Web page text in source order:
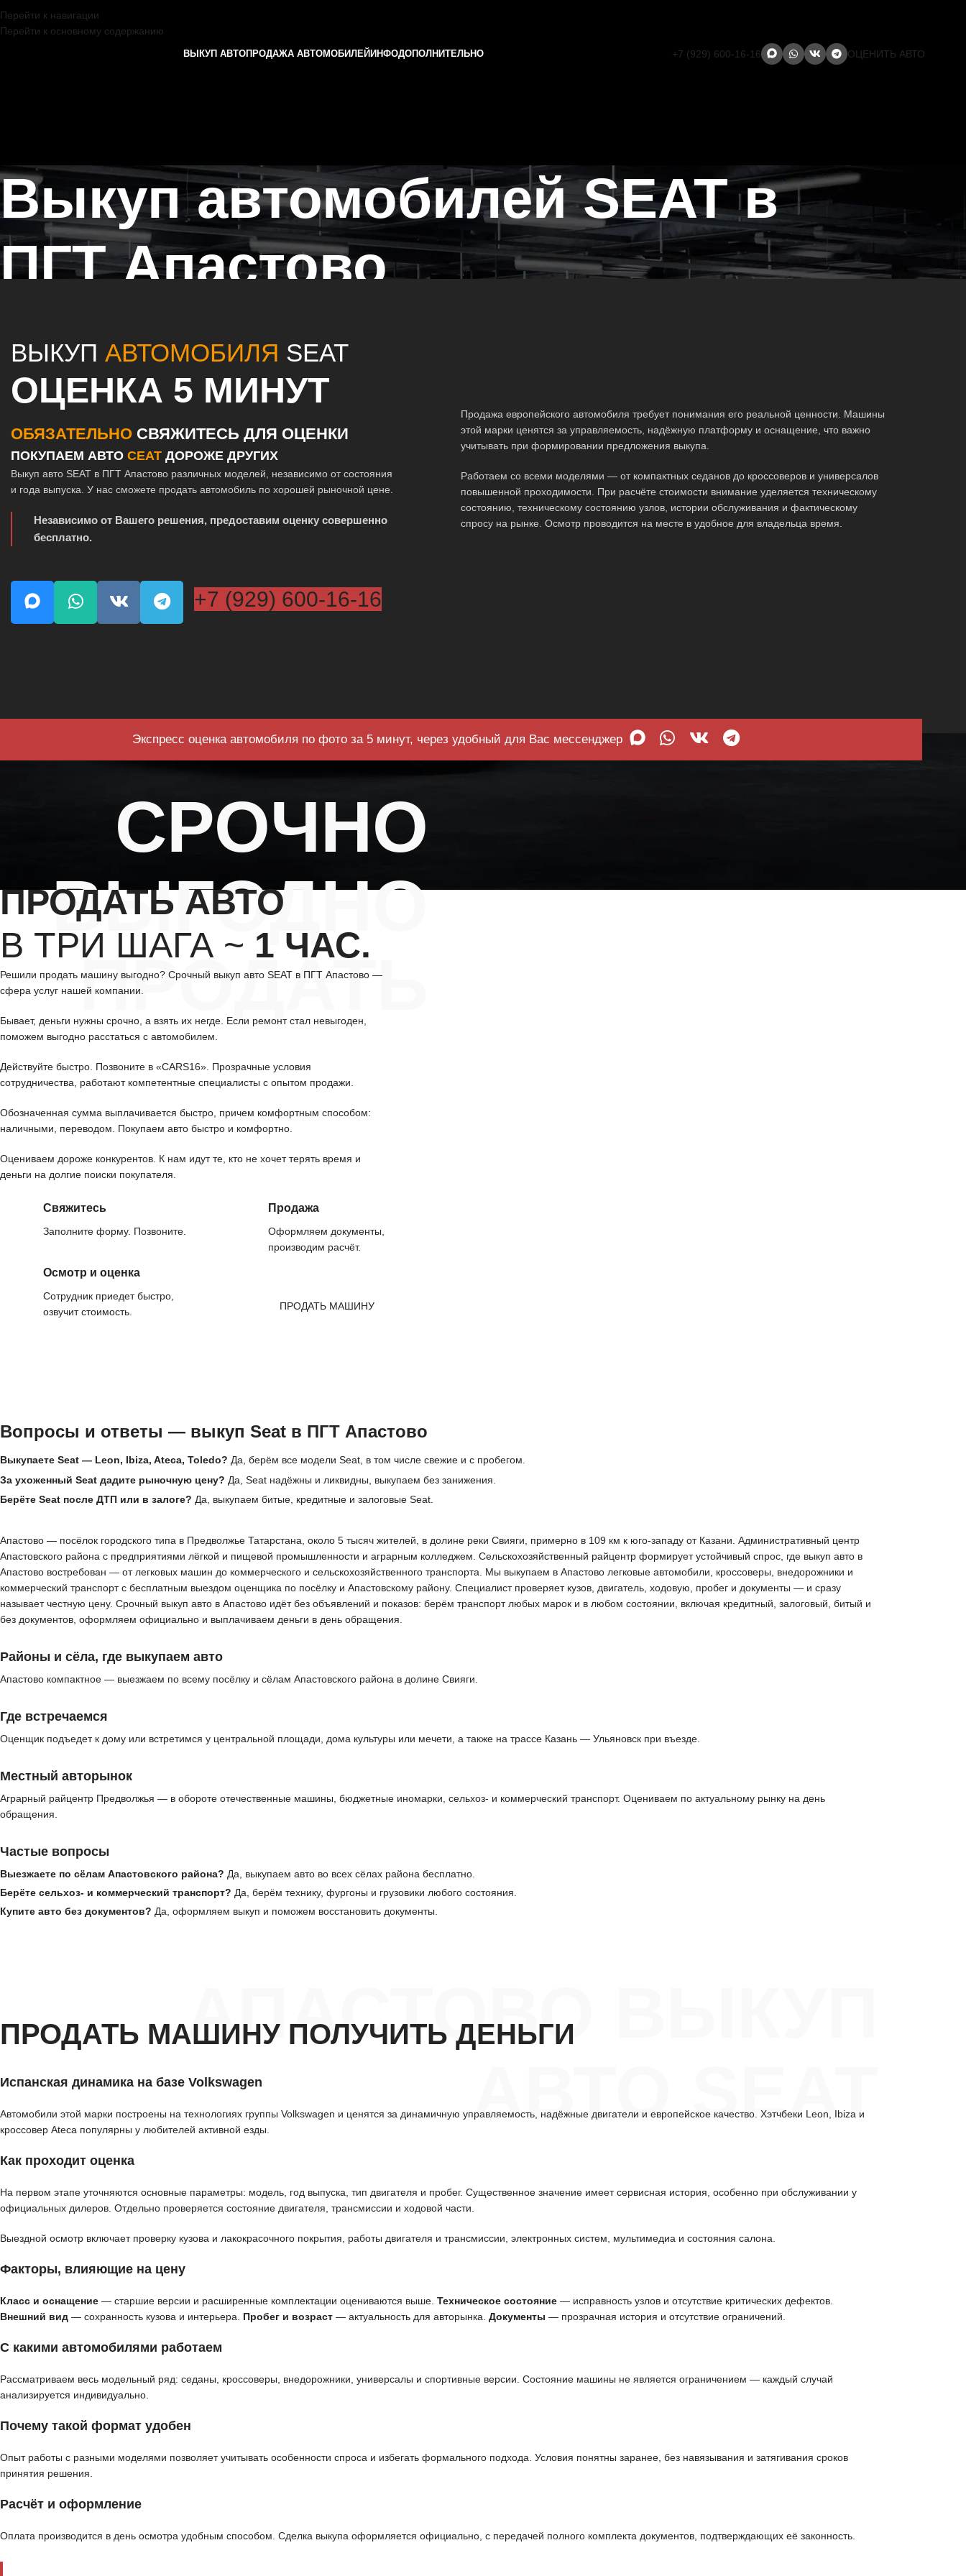
Перейти к навигации
Перейти к основному содержанию
ВЫКУП АВТОПРОДАЖА АВТОМОБИЛЕЙ ИНФОДОПОЛНИТЕЛЬНО +7 (929) 600-16-16 ОЦЕНИТЬ АВТО
Выкуп автомобилей SEAT в
ПГТ Апастово
ВЫКУП АВТОМОБИЛЯ SEAT
ОЦЕНКА 5 МИНУТ
ОБЯЗАТЕЛЬНО СВЯЖИТЕСЬ ДЛЯ ОЦЕНКИ
ПОКУПАЕМ АВТО СЕАТ ДОРОЖЕ ДРУГИХ
Выкуп авто SEAT в ПГТ Апастово различных моделей, независимо от состояния
и года выпуска. У нас сможете продать автомобиль по хорошей рыночной цене.
Независимо от Вашего решения, предоставим оценку совершенно
бесплатно.
+7 (929) 600-16-16
Продажа европейского автомобиля требует понимания его реальной ценности. Машины
этой марки ценятся за управляемость, надёжную платформу и оснащение, что важно
учитывать при формировании предложения выкупа.
Работаем со всеми моделями — от компактных седанов до кроссоверов и универсалов
повышенной проходимости. При расчёте стоимости внимание уделяется техническому
состоянию, техническому состоянию узлов, истории обслуживания и фактическому
спросу на рынке. Осмотр проводится на месте в удобное для владельца время.
Экспресс оценка автомобиля по фото за 5 минут, через удобный для Вас мессенджер
СРОЧНО
ВЫГОДНО
ПРОДАТЬ
ПРОДАТЬ АВТО
В ТРИ ШАГА ~ 1 ЧАС.
Решили продать машину выгодно? Срочный выкуп авто SEAT в ПГТ Апастово —
сфера услуг нашей компании.
Бывает, деньги нужны срочно, а взять их негде. Если ремонт стал невыгоден,
поможем выгодно расстаться с автомобилем.
Действуйте быстро. Позвоните в «CARS16». Прозрачные условия
сотрудничества, работают компетентные специалисты с опытом продажи.
Обозначенная сумма выплачивается быстро, причем комфортным способом:
наличными, переводом. Покупаем авто быстро и комфортно.
Оцениваем дороже конкурентов. К нам идут те, кто не хочет терять время и
деньги на долгие поиски покупателя.
Свяжитесь
Заполните форму. Позвоните.
Осмотр и оценка
Сотрудник приедет быстро,
озвучит стоимость.
Продажа
Оформляем документы,
производим расчёт.
ПРОДАТЬ МАШИНУ
Вопросы и ответы — выкуп Seat в ПГТ Апастово
Выкупаете Seat — Leon, Ibiza, Ateca, Toledo? Да, берём все модели Seat, в том числе свежие и с пробегом.
За ухоженный Seat дадите рыночную цену? Да, Seat надёжны и ликвидны, выкупаем без занижения.
Берёте Seat после ДТП или в залоге? Да, выкупаем битые, кредитные и залоговые Seat.
Апастово — посёлок городского типа в Предволжье Татарстана, около 5 тысяч жителей, в долине реки Свияги, примерно в 109 км к юго-западу от Казани. Административный центр
Апастовского района с предприятиями лёгкой и пищевой промышленности и аграрным колледжем. Сельскохозяйственный райцентр формирует устойчивый спрос, где выкуп авто в
Апастово востребован — от легковых машин до коммерческого и сельскохозяйственного транспорта. Мы выкупаем в Апастово легковые автомобили, кроссоверы, внедорожники и
коммерческий транспорт с бесплатным выездом оценщика по посёлку и Апастовскому району. Специалист проверяет кузов, двигатель, ходовую, пробег и документы — и сразу
называет честную цену. Срочный выкуп авто в Апастово идёт без объявлений и показов: берём транспорт любых марок и в любом состоянии, включая кредитный, залоговый, битый и
без документов, оформляем официально и выплачиваем деньги в день обращения.
Районы и сёла, где выкупаем авто
Апастово компактное — выезжаем по всему посёлку и сёлам Апастовского района в долине Свияги.
Где встречаемся
Оценщик подъедет к дому или встретимся у центральной площади, дома культуры или мечети, а также на трассе Казань — Ульяновск при въезде.
Местный авторынок
Аграрный райцентр Предволжья — в обороте отечественные машины, бюджетные иномарки, сельхоз- и коммерческий транспорт. Оцениваем по актуальному рынку на день
обращения.
Частые вопросы
Выезжаете по сёлам Апастовского района? Да, выкупаем авто во всех сёлах района бесплатно.
Берёте сельхоз- и коммерческий транспорт? Да, берём технику, фургоны и грузовики любого состояния.
Купите авто без документов? Да, оформляем выкуп и поможем восстановить документы.
АПАСТОВО ВЫКУП
АВТО SEAT
ПРОДАТЬ МАШИНУ ПОЛУЧИТЬ ДЕНЬГИ
Испанская динамика на базе Volkswagen
Автомобили этой марки построены на технологиях группы Volkswagen и ценятся за динамичную управляемость, надёжные двигатели и европейское качество. Хэтчбеки Leon, Ibiza и
кроссовер Ateca популярны у любителей активной езды.
Как проходит оценка
На первом этапе уточняются основные параметры: модель, год выпуска, тип двигателя и пробег. Существенное значение имеет сервисная история, особенно при обслуживании у
официальных дилеров. Отдельно проверяется состояние двигателя, трансмиссии и ходовой части.
Выездной осмотр включает проверку кузова и лакокрасочного покрытия, работы двигателя и трансмиссии, электронных систем, мультимедиа и состояния салона.
Факторы, влияющие на цену
Класс и оснащение — старшие версии и расширенные комплектации оцениваются выше. Техническое состояние — исправность узлов и отсутствие критических дефектов.
Внешний вид — сохранность кузова и интерьера. Пробег и возраст — актуальность для авторынка. Документы — прозрачная история и отсутствие ограничений.
С какими автомобилями работаем
Рассматриваем весь модельный ряд: седаны, кроссоверы, внедорожники, универсалы и спортивные версии. Состояние машины не является ограничением — каждый случай
анализируется индивидуально.
Почему такой формат удобен
Опыт работы с разными моделями позволяет учитывать особенности спроса и избегать формального подхода. Условия понятны заранее, без навязывания и затягивания сроков
принятия решения.
Расчёт и оформление
Оплата производится в день осмотра удобным способом. Сделка выкупа оформляется официально, с передачей полного комплекта документов, подтверждающих её законность.